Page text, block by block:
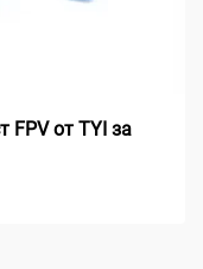
FPV от TYI за